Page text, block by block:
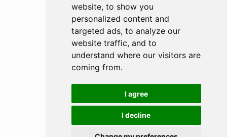
website, to show you
personalized content and
targeted ads, to analyze our
website traffic, and to
understand where our visitors are
coming from.
I agree
I decline